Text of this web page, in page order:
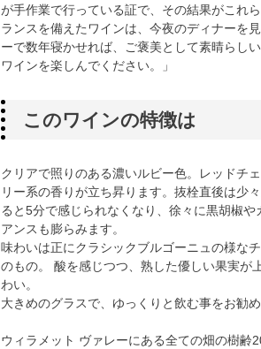
が手作業で行っている証で、その結果がこれ
ランスを備えたワインは、今夜のディナーを
ーで数年寝かせれば、ご褒美として素晴らし
ワインを楽しんでください。」
このワインの特徴は
クリアで照りのある濃いルビー色。レッドチ
リー系の香りが立ち昇ります。抜栓直後は少
ると5分で感じられなくなり、徐々に黒胡椒
アンスも膨らみます。
味わいは正にクラシックブルゴーニュの様な
のもの。 酸を感じつつ、熟した優しい果実が
わい。
大きめのグラスで、ゆっくりと飲む事をお勧め
ウィラメット ヴァレーにある全ての畑の樹齢